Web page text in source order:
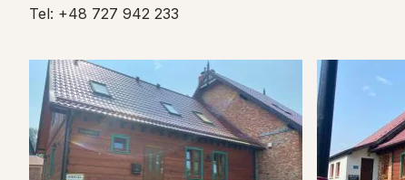
Tel: +48 727 942 233